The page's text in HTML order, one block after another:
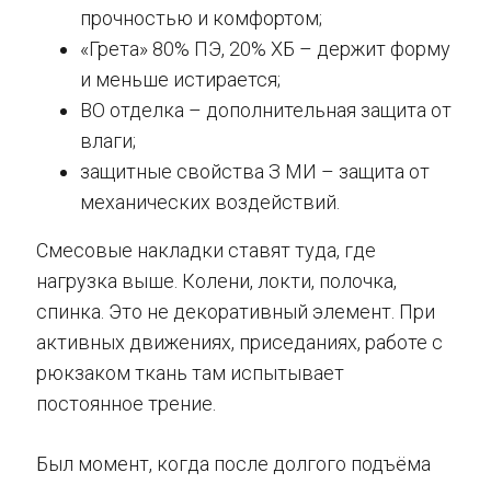
прочностью и комфортом;
«Грета» 80% ПЭ, 20% ХБ – держит форму
и меньше истирается;
ВО отделка – дополнительная защита от
влаги;
защитные свойства З МИ – защита от
механических воздействий.
Смесовые накладки ставят туда, где
нагрузка выше. Колени, локти, полочка,
спинка. Это не декоративный элемент. При
активных движениях, приседаниях, работе с
рюкзаком ткань там испытывает
постоянное трение.
Был момент, когда после долгого подъёма